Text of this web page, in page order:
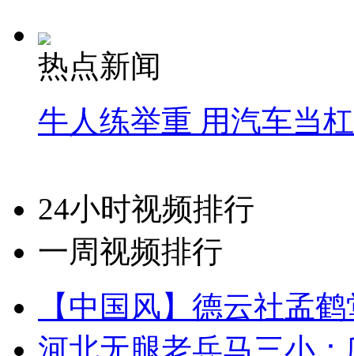
热点新闻
牛人练举重 用汽车当
24小时视频排行
一周视频排行
【中国风】德云社孟
河北无腿老兵马三小